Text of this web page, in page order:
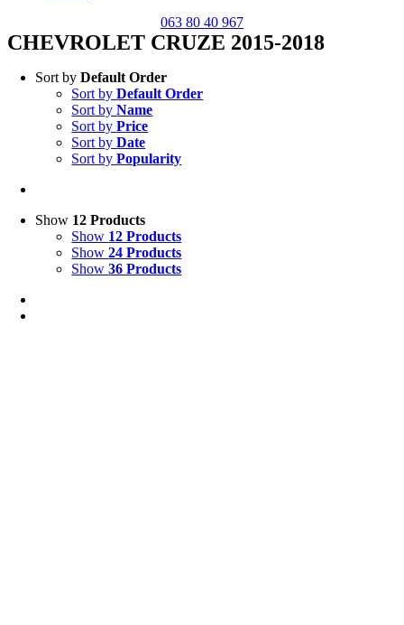
063 80 40 967
CHEVROLET CRUZE 2015-2018
Sort byDefault Order
Sort byDefault Order
Sort byName
Sort byPrice
Sort byDate
Sort byPopularity
Show 12 Products
Show 12 Products
Show24 Products
Show36 Products